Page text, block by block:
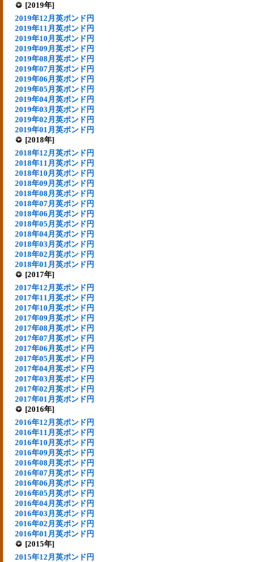
[2019年]
2019年12月英ポンド円
2019年11月英ポンド円
2019年10月英ポンド円
2019年09月英ポンド円
2019年08月英ポンド円
2019年07月英ポンド円
2019年06月英ポンド円
2019年05月英ポンド円
2019年04月英ポンド円
2019年03月英ポンド円
2019年02月英ポンド円
2019年01月英ポンド円
[2018年]
2018年12月英ポンド円
2018年11月英ポンド円
2018年10月英ポンド円
2018年09月英ポンド円
2018年08月英ポンド円
2018年07月英ポンド円
2018年06月英ポンド円
2018年05月英ポンド円
2018年04月英ポンド円
2018年03月英ポンド円
2018年02月英ポンド円
2018年01月英ポンド円
[2017年]
2017年12月英ポンド円
2017年11月英ポンド円
2017年10月英ポンド円
2017年09月英ポンド円
2017年08月英ポンド円
2017年07月英ポンド円
2017年06月英ポンド円
2017年05月英ポンド円
2017年04月英ポンド円
2017年03月英ポンド円
2017年02月英ポンド円
2017年01月英ポンド円
[2016年]
2016年12月英ポンド円
2016年11月英ポンド円
2016年10月英ポンド円
2016年09月英ポンド円
2016年08月英ポンド円
2016年07月英ポンド円
2016年06月英ポンド円
2016年05月英ポンド円
2016年04月英ポンド円
2016年03月英ポンド円
2016年02月英ポンド円
2016年01月英ポンド円
[2015年]
2015年12月英ポンド円